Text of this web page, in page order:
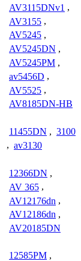
AV3115DNv1 ,
AV3155 ,
AV5245 ,
AV5245DN ,
AV5245PM ,
av5456D ,
AV5525 ,
AV8185DN-HB
11455DN , 3100
, av3130
12366DN ,
AV 365 ,
AV12176dn ,
AV12186dn ,
AV20185DN
12585PM ,